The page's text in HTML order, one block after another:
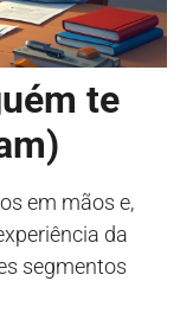
te
em mãos e,
da
segmentos